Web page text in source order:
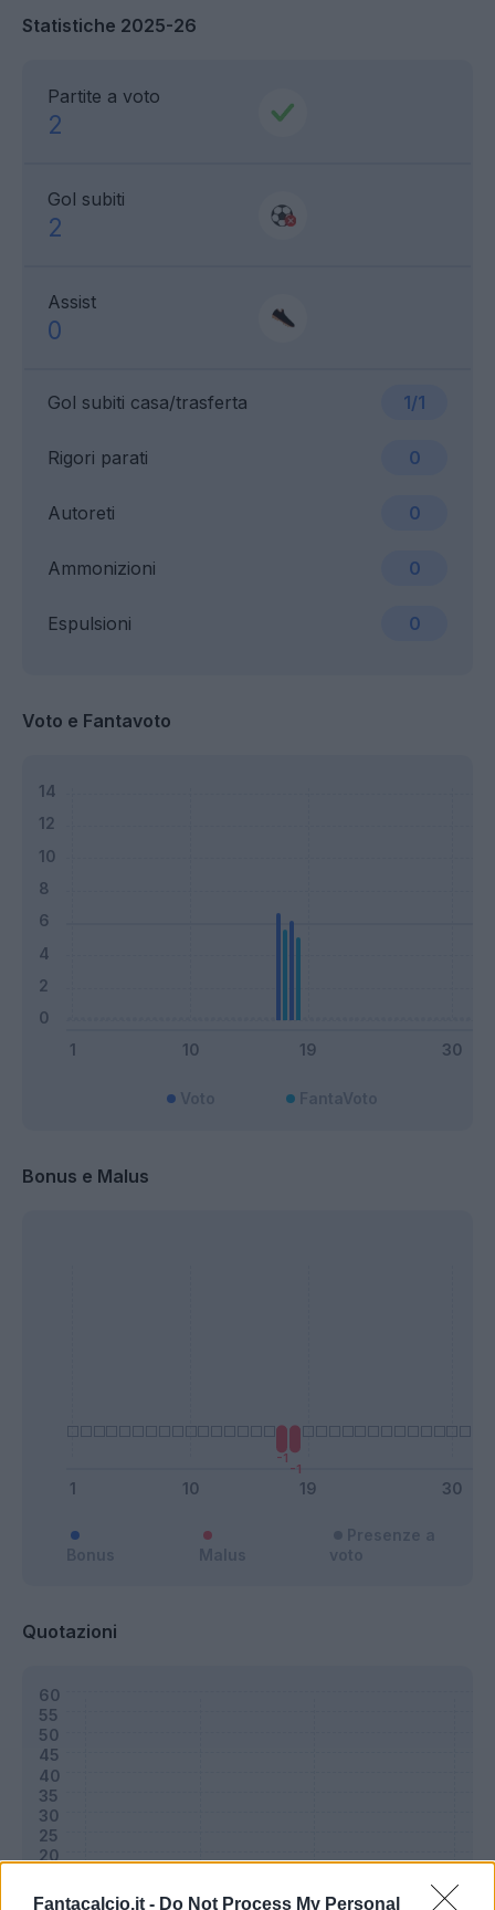
Fantacalcio.it - Do Not Process My Personal
Statistiche 2025-26
Partite a voto
2
Gol subiti
2
Assist
0
Gol subiti casa/trasferta 1/1
Ammonizioni 0
Rigori parati 0
Espulsioni 0
Autoreti 0
Voto e Fantavoto
Bonus e Malus
Quotazioni